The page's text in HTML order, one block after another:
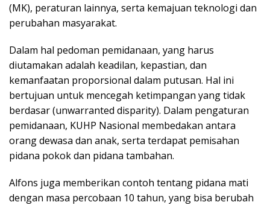
(MK), peraturan lainnya, serta kemajuan teknologi dan
perubahan masyarakat.
Dalam hal pedoman pemidanaan, yang harus
diutamakan adalah keadilan, kepastian, dan
kemanfaatan proporsional dalam putusan. Hal ini
bertujuan untuk mencegah ketimpangan yang tidak
berdasar (unwarranted disparity). Dalam pengaturan
pemidanaan, KUHP Nasional membedakan antara
orang dewasa dan anak, serta terdapat pemisahan
pidana pokok dan pidana tambahan.
Alfons juga memberikan contoh tentang pidana mati
dengan masa percobaan 10 tahun, yang bisa berubah